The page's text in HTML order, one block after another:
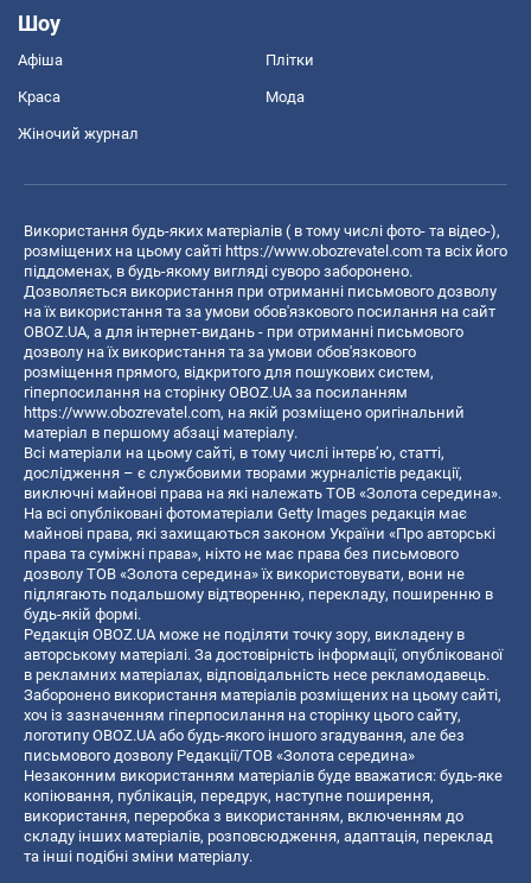
Шоу
Афіша Плітки
Краса Мода
Жіночий журнал
Використання будь-яких матеріалів ( в тому числі фото- та відео-),
розміщених на цьому сайті https://www.obozrevatel.com та всіх його
піддоменах, в будь-якому вигляді суворо заборонено.
Дозволяється використання при отриманні письмового дозволу
на їх використання та за умови обов'язкового посилання на сайт
OBOZ.UA, а для інтернет-видань - при отриманні письмового
дозволу на їх використання та за умови обов'язкового
розміщення прямого, відкритого для пошукових систем,
гіперпосилання на сторінку OBOZ.UA за посиланням
https://www.obozrevatel.com, на якій розміщено оригінальний
матеріал в першому абзаці матеріалу.
Всі матеріали на цьому сайті, в тому числі інтерв’ю, статті,
дослідження – є службовими творами журналістів редакції,
виключні майнові права на які належать ТОВ «Золота середина».
На всі опубліковані фотоматеріали Getty Images редакція має
майнові права, які захищаються законом України «Про авторські
права та суміжні права», ніхто не має права без письмового
дозволу ТОВ «Золота середина» їх використовувати, вони не
підлягають подальшому відтворенню, перекладу, поширенню в
будь-якій формі.
Редакція OBOZ.UA може не поділяти точку зору, викладену в
авторському матеріалі. За достовірність інформації, опублікованої
в рекламних матеріалах, відповідальність несе рекламодавець.
Заборонено використання матеріалів розміщених на цьому сайті,
хоч із зазначенням гіперпосилання на сторінку цього сайту,
логотипу OBOZ.UA або будь-якого іншого згадування, але без
письмового дозволу Редакції/ТОВ «Золота середина»
Незаконним використанням матеріалів буде вважатися: будь-яке
копiювання, публiкацiя, передрук, наступне поширення,
використання, переробка з використанням, включенням до
складу інших матеріалів, розповсюдження, адаптація, переклад
та інші подібні зміни матеріалу.